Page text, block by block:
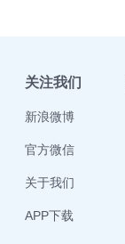
关注我们
新浪微博
官方微信
关于我们
APP下载